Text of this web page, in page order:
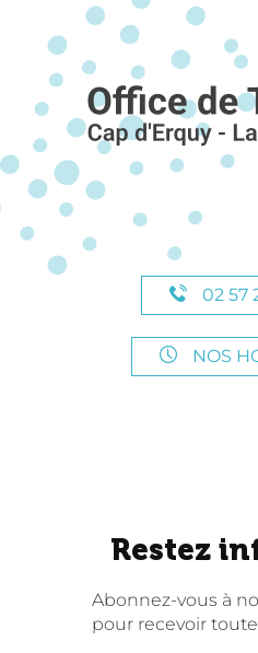
02 57
NOS
Restez
Abonnez-vous à
pour recevoir